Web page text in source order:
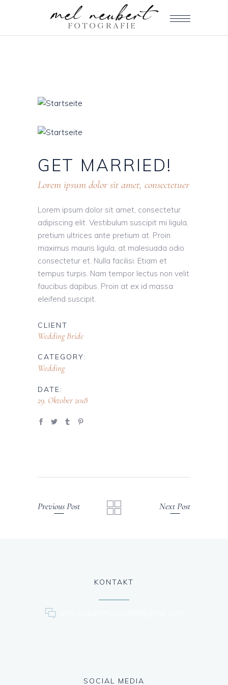
GET MARRIED!
Lorem ipsum dolor sit amet, consectetuer
Lorem ipsum dolor sit amet, consectetur
adipiscing elit. Vestibulum suscipit mi ligula,
pretium ultrices ante pretium at. Proin
maximus mauris ligula, at malesuada odio
consectetur et. Nulla facilisi. Etiam et
tempus turpis. Nam tempor lectus non velit
faucibus dapibus. Proin at ex id massa
eleifend suscipit.
CLIENT
Wedding Bride
CATEGORY:
Wedding
DATE:
29. Oktober 2018
Previous Post Next Post
KONTAKT
SOCIAL MEDIA